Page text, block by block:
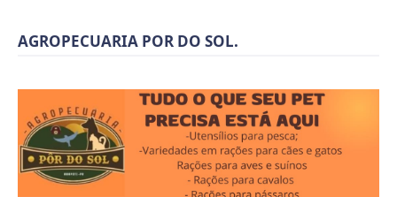
AGROPECUARIA POR DO SOL.